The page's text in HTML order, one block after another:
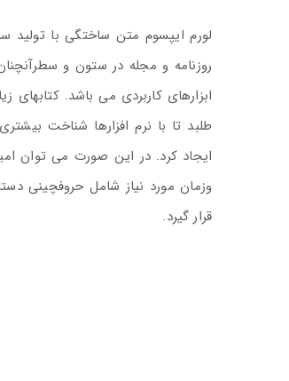
لورم ایپسوم متن ساختگی با تولید
روزنامه و مجله در ستون و
ابزارهای کاربردی می باشد.
طلبد تا با نرم افزارها شناخت
ایجاد کرد. در این صورت می توان
وزمان مورد نیاز شامل حروفچینی
قرار گیرد.